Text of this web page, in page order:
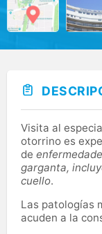
Visita al
otorrino es
de
garganta,
cuello.
Las patologías
acuden a la